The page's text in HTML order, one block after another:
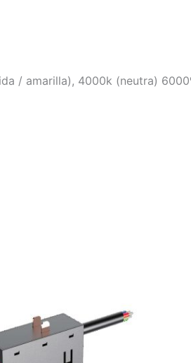
/ amarilla), 4000k (neutra)